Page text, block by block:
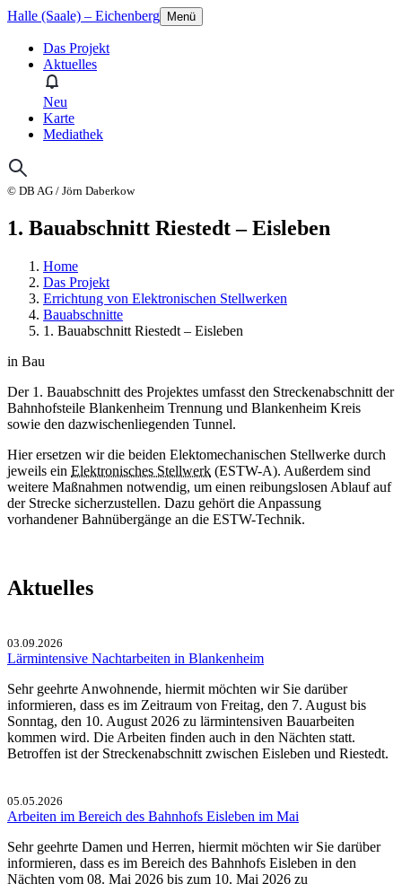
Halle (Saale) – Eichenberg Menü
Das Projekt
Aktuelles
Neu
Karte
Mediathek
© DB AG / Jörn Daberkow
1. Bauabschnitt Riestedt – Eisleben
Home
Das Projekt
Errichtung von Elektronischen Stellwerken
Bauabschnitte
1. Bauabschnitt Riestedt – Eisleben
in Bau
Der 1. Bauabschnitt des Projektes umfasst den Streckenabschnitt der
Bahnhofsteile Blankenheim Trennung und Blankenheim Kreis
sowie den dazwischenliegenden Tunnel.
Hier ersetzen wir die beiden Elektomechanischen Stellwerke durch
jeweils ein Elektronisches Stellwerk (ESTW-A). Außerdem sind
weitere Maßnahmen notwendig, um einen reibungslosen Ablauf auf
der Strecke sicherzustellen. Dazu gehört die Anpassung
vorhandener Bahnübergänge an die ESTW-Technik.
Aktuelles
03.09.2026
Lärmintensive Nachtarbeiten in Blankenheim
Sehr geehrte Anwohnende, hiermit möchten wir Sie darüber
informieren, dass es im Zeitraum von Freitag, den 7. August bis
Sonntag, den 10. August 2026 zu lärmintensiven Bauarbeiten
kommen wird. Die Arbeiten finden auch in den Nächten statt.
Betroffen ist der Streckenabschnitt zwischen Eisleben und Riestedt.
05.05.2026
Arbeiten im Bereich des Bahnhofs Eisleben im Mai
Sehr geehrte Damen und Herren, hiermit möchten wir Sie darüber
informieren, dass es im Bereich des Bahnhofs Eisleben in den
Nächten vom 08. Mai 2026 bis zum 10. Mai 2026 zu